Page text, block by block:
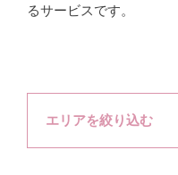
るサービスです。
エリアを絞り込む